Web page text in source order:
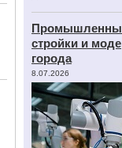
стройки и
города
8.07.2026